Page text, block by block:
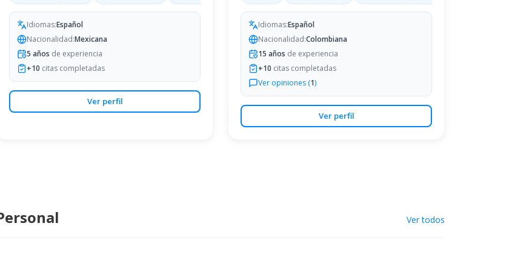
Idiomas:Español
Nacionalidad:Mexicana
5 años de experiencia
+10 citas completadas
Ver perfil
Idiomas:Español
Nacionalidad:Colombiana
15 años de experiencia
+10 citas completadas
Ver opiniones (1)
Ver perfil
Ver todos